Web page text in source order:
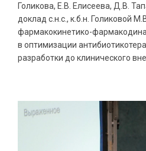
Голикова, Е.В. Елисеева, Д.В.
доклад с.н.с., к.б.н. Голиковой
фармакокинетико-
в оптимизации
разработки до клинического